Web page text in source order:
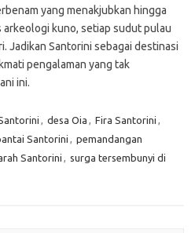
yang menakjubkan hingga
kuno, setiap sudut pulau
Jadikan Santorini sebagai destinasi
pengalaman yang tak
ini.
, desa Oia , Fira Santorini ,
Santorini , pemandangan
Santorini , surga tersembunyi di